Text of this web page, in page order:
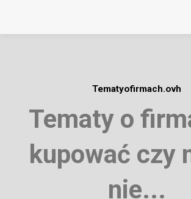
Tematyofirmach.ovh
Tematy o
kupować czy
nie...